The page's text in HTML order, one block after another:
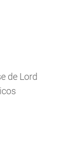
de Lord